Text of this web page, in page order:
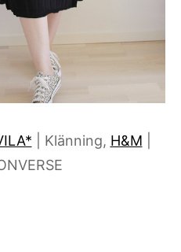
| Klänning, H&M